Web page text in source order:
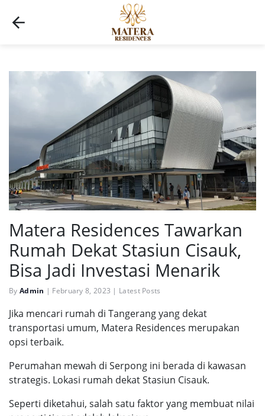
Matera Residences Tawarkan
Rumah Dekat Stasiun Cisauk,
Bisa Jadi Investasi Menarik
By Admin | February 8, 2023 | Latest Posts
Jika mencari rumah di Tangerang yang dekat
transportasi umum, Matera Residences merupakan
opsi terbaik.
Perumahan mewah di Serpong ini berada di kawasan
strategis. Lokasi rumah dekat Stasiun Cisauk.
Seperti diketahui, salah satu faktor yang membuat nilai